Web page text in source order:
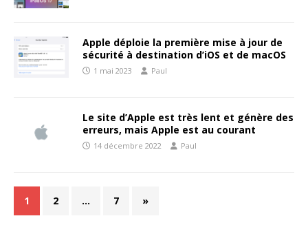
Apple déploie la première mise à jour de
sécurité à destination d’iOS et de macOS
1 mai 2023 Paul
Le site d’Apple est très lent et génère des
erreurs, mais Apple est au courant
14 décembre 2022 Paul
1 2 … 7 »